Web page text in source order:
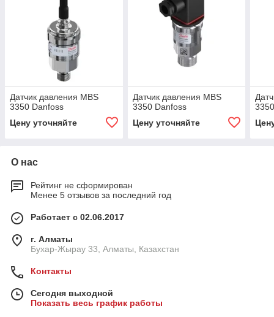
Датчик давления MBS
3350 Danfoss
Цену уточняйте
Датчик давления MBS
3350 Danfoss
Цену уточняйте
О нас
Рейтинг не сформирован
Менее 5 отзывов за последний год
Работает с 02.06.2017
г. Алматы
Бухар-Жырау 33, Алматы, Казахстан
Контакты
Сегодня выходной
Показать весь график работы